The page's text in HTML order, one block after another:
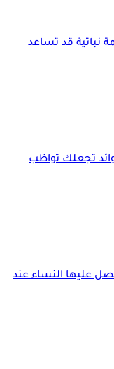
قوة الانتصاب- 6 أطعمة نباتية قد تساعد
العلاقة الزوجية- 7 فوائد تجعلك تواظب
جنسية تحصل عليها النساء عند